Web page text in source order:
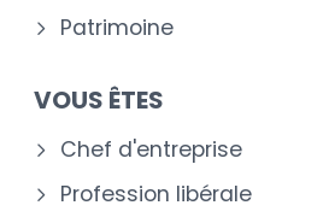
Patrimoine
VOUS ÊTES
Chef d'entreprise
Profession libérale